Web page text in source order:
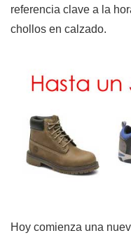
referencia clave a la
chollos en calzado.
Hoy comienza una